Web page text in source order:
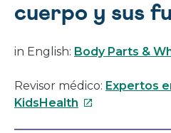
cuerpo y sus
in English: Body Parts &
Revisor médico: Expertos
KidsHealth Este